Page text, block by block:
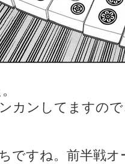
カンしてますの
ですね。前半戦